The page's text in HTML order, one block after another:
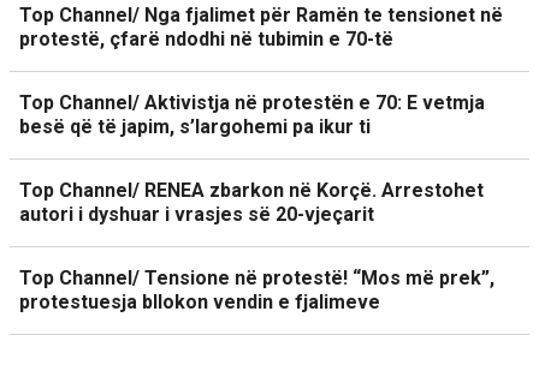
Top Channel/ Nga fjalimet për Ramën te tensionet në
protestë, çfarë ndodhi në tubimin e 70-të
Top Channel/ Aktivistja në protestën e 70: E vetmja
besë që të japim, s’largohemi pa ikur ti
Top Channel/ RENEA zbarkon në Korçë. Arrestohet
autori i dyshuar i vrasjes së 20-vjeçarit
Top Channel/ Tensione në protestë! “Mos më prek”,
protestuesja bllokon vendin e fjalimeve